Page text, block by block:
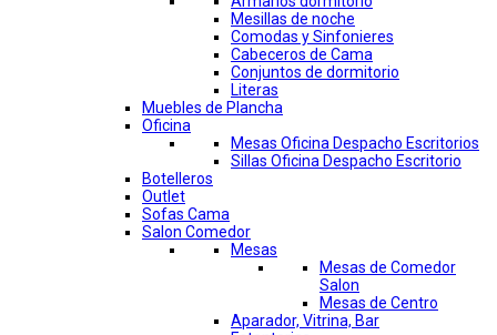
Mesillas de noche
Comodas y Sinfonieres
Cabeceros de Cama
Conjuntos de dormitorio
Literas
Muebles de Plancha
Oficina
Mesas Oficina Despacho Escritorios
Sillas Oficina Despacho Escritorio
Botelleros
Outlet
Sofas Cama
Salon Comedor
Mesas
Mesas de Comedor
Salon
Mesas de Centro
Aparador, Vitrina, Bar